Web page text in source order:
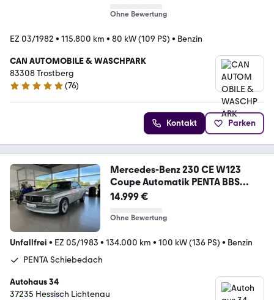
Ohne Bewertung
EZ 03/1982 • 115.800 km • 80 kW (109 PS) • Benzin
CAN AUTOMOBILE & WASCHPARK
83308 Trostberg
4.9 Sterne
(76)
Kontakt Parken
Mercedes-Benz 230 CE W123
Coupe Automatik PENTA BBS
HGutachten
14.999 €
Ohne Bewertung
Unfallfrei • EZ 05/1983 • 134.000 km • 100 kW (136 PS) • Benzin
PENTA Schiebedach
Autohaus 34
37235 Hessisch Lichtenau